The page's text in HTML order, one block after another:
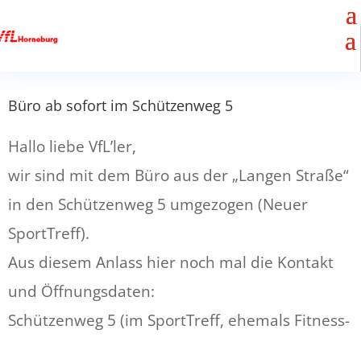
Büro ab sofort im Schützenweg 5
Hallo liebe VfL’ler,
wir sind mit dem Büro aus der „Langen Straße“
in den Schützenweg 5 umgezogen (Neuer
SportTreff).
Aus diesem Anlass hier noch mal die Kontakt
und Öffnungsdaten:
Schützenweg 5 (im SportTreff, ehemals Fitness-